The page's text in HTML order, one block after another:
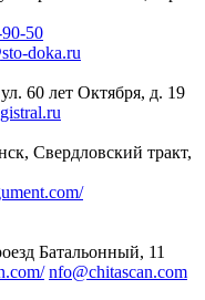
50
doka.ru
60 лет Октября, д. 19
Свердловский тракт,
Батальонный, 11
nfo@chitascan.com